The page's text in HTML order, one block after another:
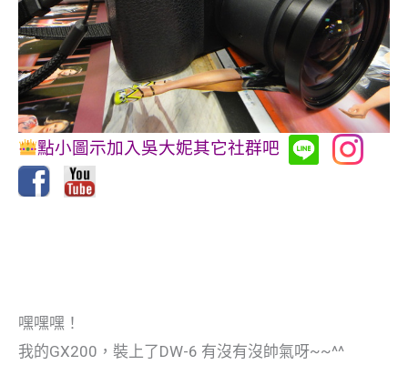
點小圖示加入吳大妮其它社群吧
嘿嘿嘿！
我的GX200，裝上了DW-6 有沒有沒帥氣呀~~^^